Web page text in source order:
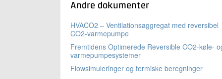
Andre dokumenter
HVACO2 – Ventilationsaggregat med reversibel
CO2-varmepumpe
Fremtidens Optimerede Reversible CO2-køle-
varmepumpesystemer
Flowsimuleringer og termiske beregninger